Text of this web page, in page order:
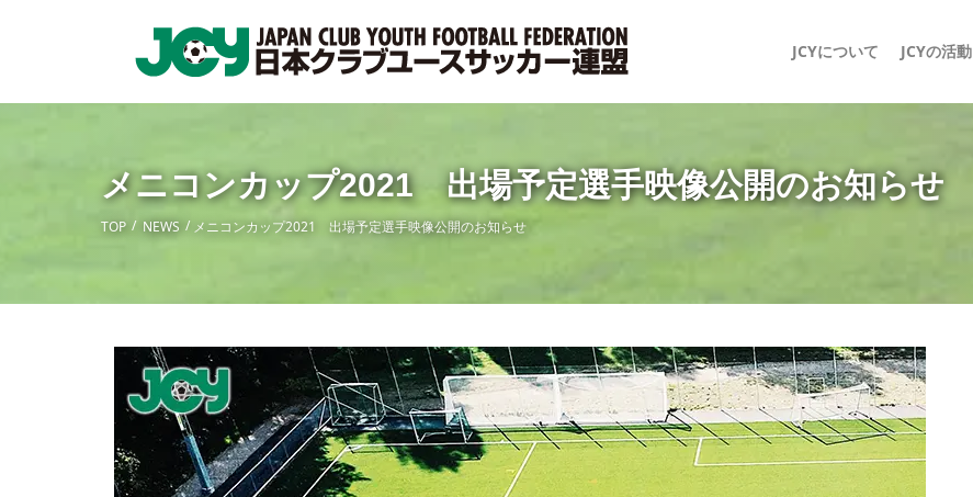
JCYについて JCYの活動
メニコンカップ2021 出場予定選手映像公開のお知らせ
TOP NEWS メニコンカップ2021 出場予定選手映像公開のお知らせ